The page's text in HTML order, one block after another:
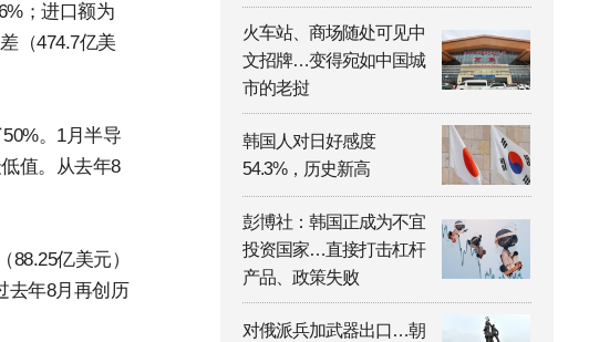
；进口额为
（474.7亿美
。1月半导
值。从去年8
亿美元）
去年8月再创历
火车站、商场随处可见中
文招牌…变得宛如中国城
市的老挝
韩国人对日好感度
54.3%，历史新高
彭博社：韩国正成为不宜
投资国家…直接打击杠杆
产品、政策失败
对俄派兵加武器出口…朝